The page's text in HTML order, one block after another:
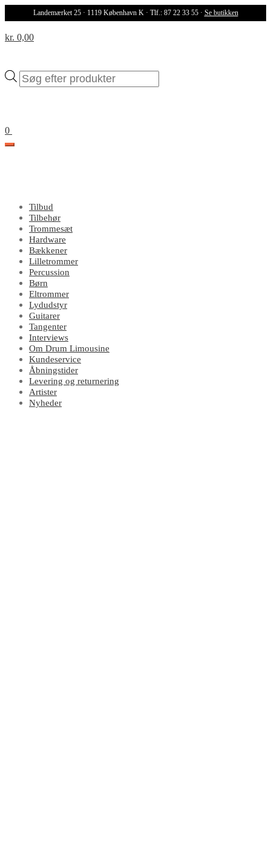
Landemærket 25 · 1119 København K · Tlf.: 87 22 33 55 · Se butikken
Products
search
kr. 0,00
0
Tilbud
Tilbehør
Trommesæt
Hardware
Bækkener
Lilletrommer
Percussion
Børn
Eltrommer
Lydudstyr
Guitarer
Tangenter
Interviews
Om Drum Limousine
Kundeservice
Åbningstider
Levering og returnering
Artister
Nyheder